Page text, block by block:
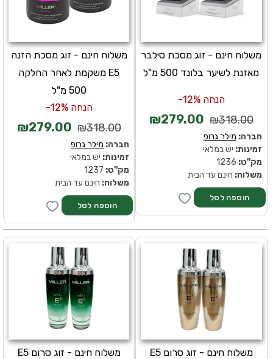
משלוח חינם - זוג מסכת הזנה
E5 משקמת לאחר החלקה
500 מ"ל
הנחה 12%-
₪318.00
₪279.00
חברה: מילר גרופ
זמינות: יש במלאי
מק''ט:
משלוח: חינם עד הבית
משלוח חינם - זוג מסכת סילבר
מאזנת לשיער בלונד 500 מ"ל
הנחה 12%-
₪318.00
₪279.00
חברה: מילר גרופ
זמינות: יש במלאי
מק''ט:
משלוח: חינם עד הבית
משלוח חינם - זוג סרום E5
משלוח חינם - זוג סרום E5